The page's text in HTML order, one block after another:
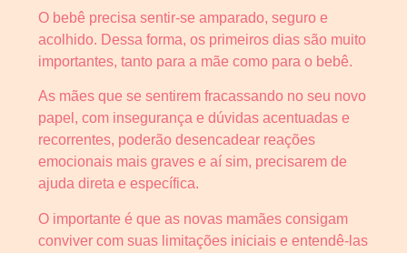
O bebê precisa sentir-se amparado, seguro e
acolhido. Dessa forma, os primeiros dias são muito
importantes, tanto para a mãe como para o bebê.
As mães que se sentirem fracassando no seu novo
papel, com insegurança e dúvidas acentuadas e
recorrentes, poderão desencadear reações
emocionais mais graves e aí sim, precisarem de
ajuda direta e específica.
O importante é que as novas mamães consigam
conviver com suas limitações iniciais e entendê-las